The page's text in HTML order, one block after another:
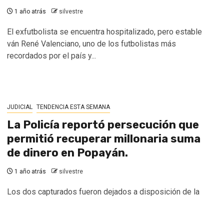
1 año atrás silvestre
El exfutbolista se encuentra hospitalizado, pero estable
ván René Valenciano, uno de los futbolistas más
recordados por el país y...
JUDICIAL TENDENCIA ESTA SEMANA
La Policía reportó persecución que
permitió recuperar millonaria suma
de dinero en Popayán.
1 año atrás silvestre
Los dos capturados fueron dejados a disposición de la